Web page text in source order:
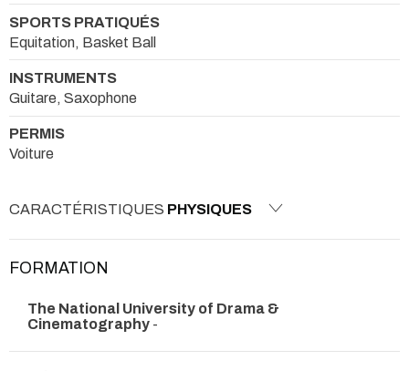
SPORTS PRATIQUÉS
Equitation, Basket Ball
INSTRUMENTS
Guitare, Saxophone
PERMIS
Voiture
CARACTÉRISTIQUES PHYSIQUES
FORMATION
The National University of Drama &
Cinematography -